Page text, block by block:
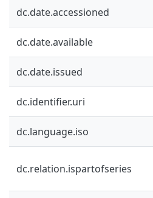
dc.date.accessioned
dc.date.available
dc.date.issued
dc.identifier.uri
dc.language.iso
dc.relation.ispartofseries